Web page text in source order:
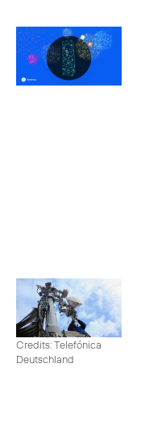
Credits: Telefónica
Deutschland